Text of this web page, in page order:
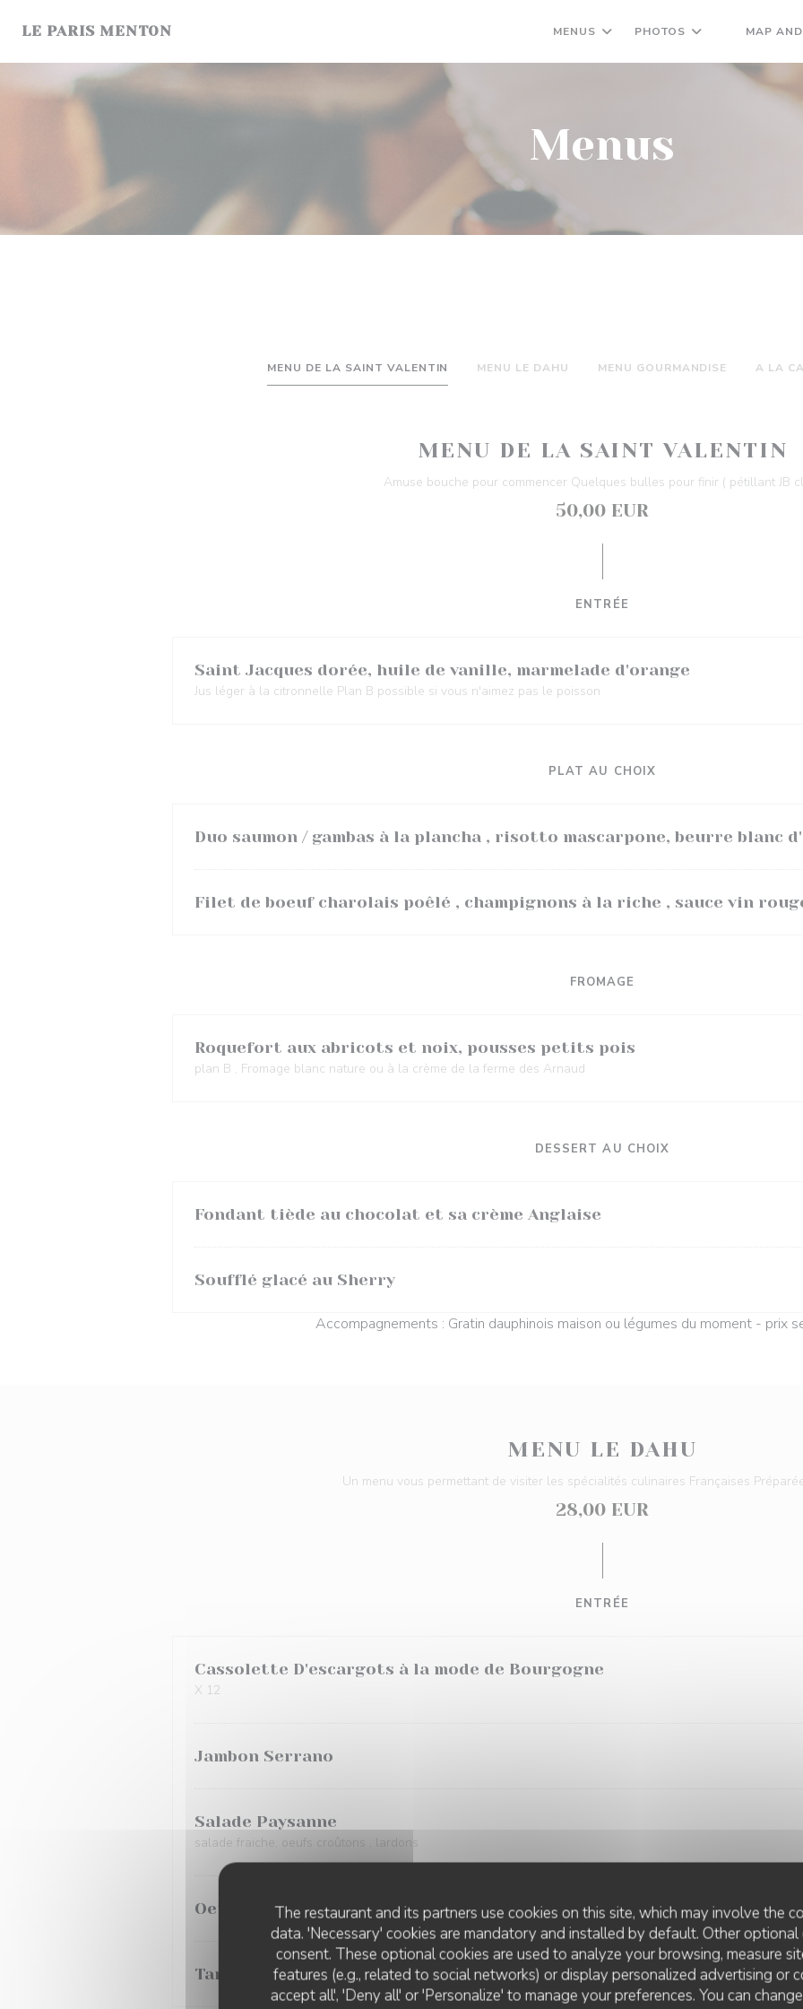
The restaurant and its partners use cookies on this site, which may involve the
data. 'Necessary' cookies are mandatory and installed by default. Other optional
consent. These optional cookies are used to analyze your browsing, measure
features (e.g., related to social networks) or display personalized advertising or
accept all', 'Deny all' or 'Personalize' to manage your preferences. You can
LE PARIS MENTON MENUS PHOTOS MAP
Menus
MENU DE LA SAINT VALENTIN MENU LE DAHU MENU GOURMANDISE A LA
MENU DE LA SAINT VALENTIN
Amuse bouche pour commencer Quelques bulles pour finir ( pétillant JB
50,00 EUR
ENTRÉE
Saint Jacques dorée, huile de vanille, marmelade d'orange
Jus léger à la citronnelle Plan B possible si vous n'aimez pas le poisson
PLAT AU CHOIX
Duo saumon / gambas à la plancha , risotto mascarpone, beurre blanc
Filet de boeuf charolais poêlé , champignons à la riche , sauce vin
FROMAGE
Roquefort aux abricots et noix, pousses petits pois
plan B , Fromage blanc nature ou à la crème de la ferme des Arnaud
DESSERT AU CHOIX
Fondant tiède au chocolat et sa crème Anglaise
Soufflé glacé au Sherry
Accompagnements : Gratin dauphinois maison ou légumes du moment - prix
MENU LE DAHU
Un menu vous permettant de visiter les spécialités culinaires Françaises
28,00 EUR
ENTRÉE
Cassolette D'escargots à la mode de Bourgogne
X 12
Jambon Serrano
Salade Paysanne
salade fraiche, oeufs croûtons , lardons
Oeuf cocotte
Tarte fine chaude à la fourme de Montbrison et magret de canard